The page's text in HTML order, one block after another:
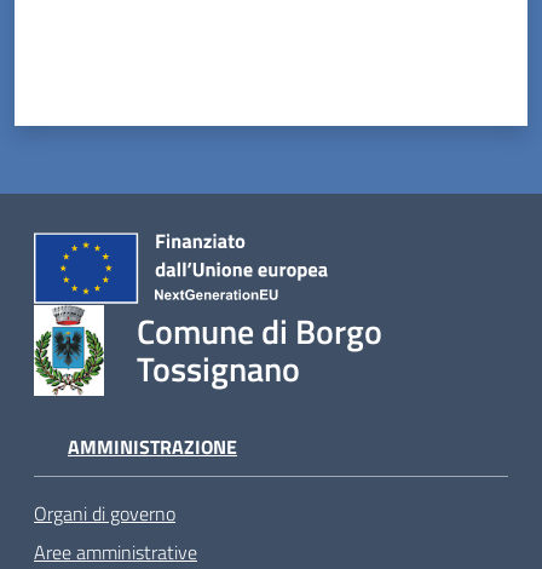
Comune di Borgo
Tossignano
AMMINISTRAZIONE
Organi di governo
Aree amministrative